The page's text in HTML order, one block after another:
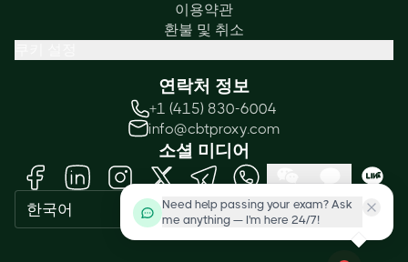
이용약관
환불 및 취소
연락처 정보
+1 (415) 830-6004
info@cbtproxy.com
소셜 미디어
한국어
Need help passing your exam? Ask
me anything — I'm here 24/7!